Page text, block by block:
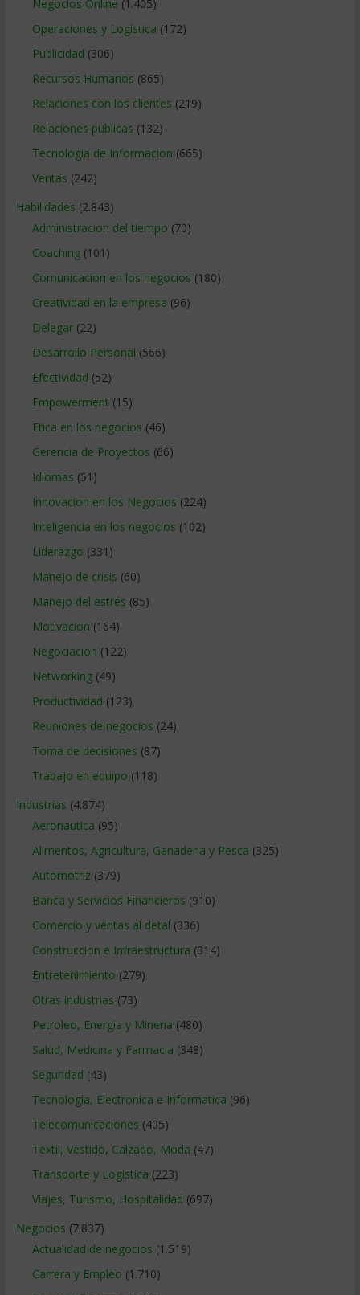
Negocios Online (1.405)
Operaciones y Logística (172)
Publicidad (306)
Recursos Humanos (865)
Relaciones con los clientes (219)
Relaciones publicas (132)
Tecnologia de Informacion (665)
Ventas (242)
Habilidades (2.843)
Administracion del tiempo (70)
Coaching(101)
Comunicacion en los negocios (180)
Creatividad en la empresa (96)
Delegar(22)
Desarrollo Personal (566)
Efectividad (52)
Empowerment (15)
Etica en los negocios (46)
Gerencia de Proyectos (66)
Idiomas (51)
Innovacion en los Negocios (224)
Inteligencia en los negocios (102)
Liderazgo (331)
Manejo de crisis (60)
Manejo del estrés (85)
Motivacion (164)
Negociacion (122)
Networking(49)
Productividad (123)
Reuniones de negocios (24)
Toma de decisiones (87)
Trabajo en equipo (118)
Industrias (4.874)
Aeronautica (95)
Alimentos, Agricultura, Ganaderia y Pesca (325)
Automotriz(379)
Banca y Servicios Financieros (910)
Comercio y ventas al detal (336)
Construccion e Infraestructura (314)
Entretenimiento (279)
Otras industrias (73)
Petroleo, Energia y Mineria (480)
Salud, Medicina y Farmacia (348)
Seguridad (43)
Tecnologia, Electronica e Informatica (96)
Telecomunicaciones (405)
Textil, Vestido, Calzado, Moda (47)
Transporte y Logistica (223)
Viajes, Turismo, Hospitalidad (697)
Negocios (7.837)
Actualidad de negocios (1.519)
Carrera y Empleo (1.710)